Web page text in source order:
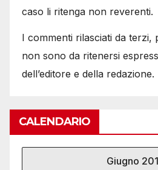
caso li ritenga non reverenti.
I commenti rilasciati da terzi,
non sono da ritenersi
dell’editore e della redazione.
CALENDARIO
Giugno